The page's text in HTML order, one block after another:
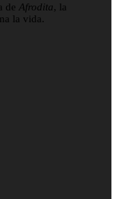
de Afrodita, la
la vida.